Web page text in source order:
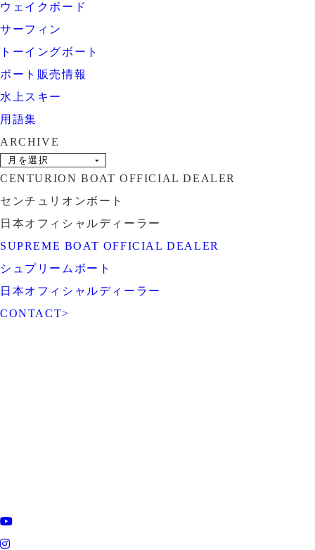
ウェイクボード
サーフィン
トーイングボート
ボート販売情報
水上スキー
用語集
ARCHIVE
CENTURION BOAT OFFICIAL DEALER
センチュリオンボート
日本オフィシャルディーラー
SUPREME BOAT OFFICIAL DEALER
シュプリームボート
日本オフィシャルディーラー
CONTACT>